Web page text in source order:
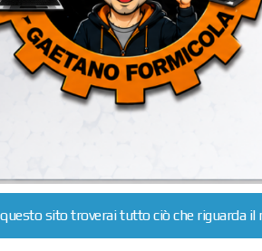
sito troverai tutto ciò che riguarda il